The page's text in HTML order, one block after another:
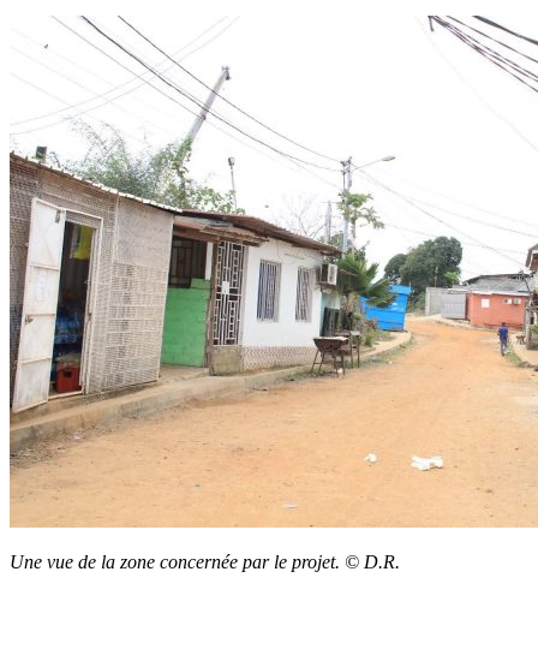
Une vue de la zone concernée par le projet. © D.R.